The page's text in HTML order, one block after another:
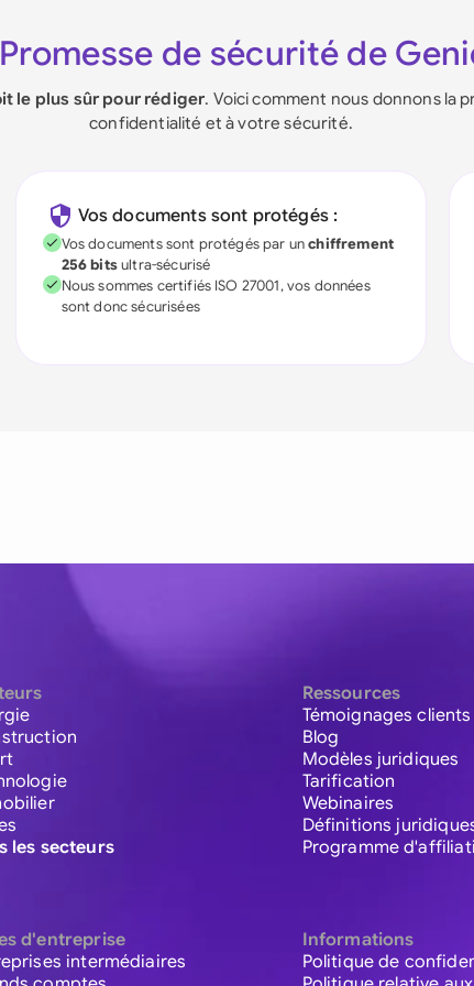
Promesse de sécurité de
le plus sûr pour rédiger. Voici comment nous donnons la
confidentialité et à votre sécurité.
Vos documents sont protégés :
Vos documents sont protégés par unchiffrement
256 bitsultra-sécurisé
Nous sommes certifiés ISO 27001, vos données
sont donc sécurisées
les secteurs
d'entreprise
intermédiaires
Ressources
Témoignages clients
Blog
Modèles juridiques
Tarification
Webinaires
Définitions
Programme
Informations
Politique de